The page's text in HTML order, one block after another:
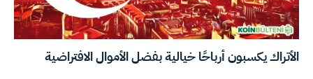
الأتراك يكسبون أرباحًا خيالية بفضل الأموال الافتراضية